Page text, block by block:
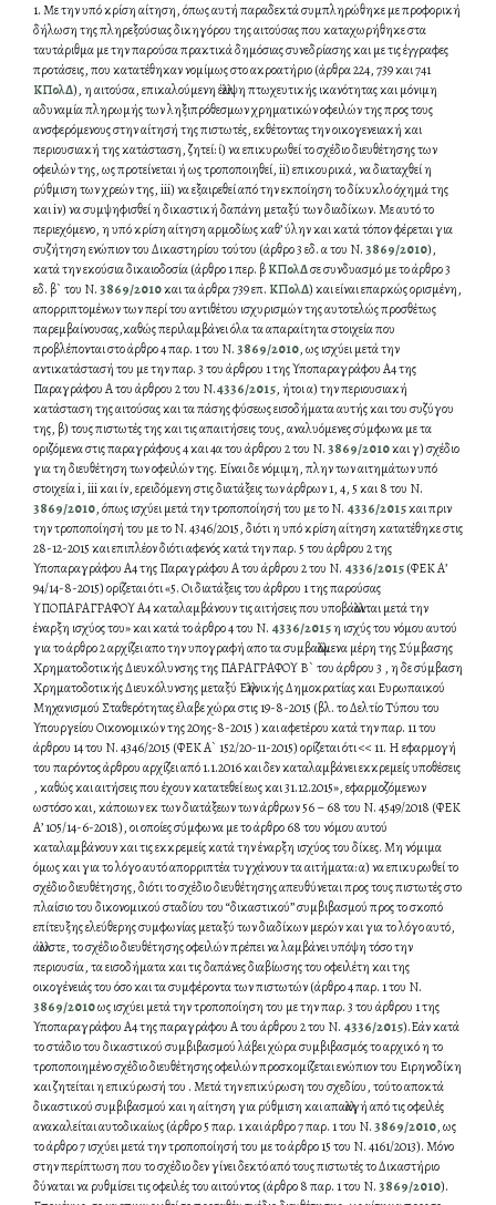
1. Με την υπό κρίση αίτηση, όπως αυτή παραδεκτά συμπληρώθηκε με προφορική
δήλωση της πληρεξούσιας δικηγόρου της αιτούσας που καταχωρήθηκε στα
ταυτάριθμα με την παρούσα πρακτικά δημόσιας συνεδρίασης και με τις έγγραφες
προτάσεις, που κατατέθηκαν νομίμως στο ακροατήριο (άρθρα 224, 739 και 741
ΚΠολΔ), η αιτούσα, επικαλούμενη έλλειψη πτωχευτικής ικανότητας και μόνιμη
αδυναμία πληρωμής των ληξιπρόθεσμων χρηματικών οφειλών της προς τους
ανσφερόμενους στην αίτησή της πιστωτές, εκθέτοντας την οικογενειακή και
περιουσιακή της κατάσταση, ζητεί: ί) να επικυρωθεί το σχέδιο διευθέτησης των
οφειλών της, ως προτείνεται ή ως τροποποιηθεί, ii) επικουρικά, να διαταχθεί η
ρύθμιση των χρεών της, iii) να εξαιρεθεί από την εκποίηση το δίκυκλο όχημά της
και iν) να συμψηφισθεί η δικαστική δαπάνη μεταξύ των διαδίκων. Με αυτό το
περιεχόμενο, η υπό κρίση αίτηση αρμοδίως καθ’ ύλην και κατά τόπον φέρεται για
συζήτηση ενώπιον του Δικαστηρίου τούτου (άρθρο 3 εδ. α του Ν.3869/2010),
κατά την εκούσια δικαιοδοσία (άρθρο 1 περ. βΚΠολΔσε συνδυασμό με το άρθρο 3
εδ. β` του Ν.3869/2010και τα άρθρα 739 επ. ΚΠολΔ) και είναι επαρκώς ορισμένη,
απορριπτομένων των περί του αντιθέτου ισχυρισμών της αυτοτελώς προσθέτως
παρεμβαίνουσας,καθώς περιλαμβάνει όλα τα απαραίτητα στοιχεία που
προβλέπονται στο άρθρο 4 παρ. 1 του Ν.3869/2010, ως ισχύει μετά την
αντικατάστασή του με την παρ. 3 του άρθρου 1 της Υποπαραγράφου Α4 της
Παραγράφου Α του άρθρου 2 του Ν.4336/2015, ήτοι α) την περιουσιακή
κατάσταση της αιτούσας και τα πάσης φύσεως εισοδήματα αυτής και του συζύγου
της, β) τους πιστωτές της και τις απαιτήσεις τους, αναλυόμενες σύμφωνα με τα
οριζόμενα στις παραγράφους 4 και 4α του άρθρου 2 του Ν.3869/2010και γ) σχέδιο
για τη διευθέτηση των οφειλών της. Είναι δε νόμιμη, πλην των αιτημάτων υπό
στοιχεία i, iii και ίν, ερειδόμενη στις διατάξεις των άρθρων 1, 4, 5 και 8 του Ν.
3869/2010, όπως ισχύει μετά την τροποποίησή του με το Ν. 4336/2015και πριν
την τροποποίησή του με το Ν. 4346/2015, διότι η υπό κρίση αίτηση κατατέθηκε στις
28-12-2015 και επιπλέον διότι αφενός κατά την παρ. 5 του άρθρου 2 της
Υποπαραγράφου Α4 της Παραγράφου Α του άρθρου 2 του Ν. 4336/2015(ΦΕΚ Α’
94/14-8-2015) ορίζεται ότι «5. Οι διατάξεις του άρθρου 1 της παρούσας
ΥΠΟΠΑΡΑΓΡΑΦΟΥ Α4 καταλαμβάνουν τις αιτήσεις που υποβάλλονται μετά την
έναρξη ισχύος του» και κατά το άρθρο 4 του Ν. 4336/2015η ισχύς του νόμου αυτού
για το άρθρο 2 αρχίζει απο την υπογραφή απο τα συμβαλλόμενα μέρη της Σύμβασης
Χρηματοδοτικής Διευκόλυνσης της ΠΑΡΑΓΡΑΦΟΥ Β` του άρθρου 3 , η δε σύμβαση
Χρηματοδοτικής Διευκόλυνσης μεταξύ Ελληνικής Δημοκρατίας και Ευρωπαικού
Μηχανισμού Σταθερότητας έλαβε χώρα στις 19-8-2015 (βλ. το Δελτίο Τύπου του
Υπουργείου Οικονομικών της 20ης-8-2015 ) και αφετέρου κατά την παρ. 11 του
άρθρου 14 του Ν. 4346/2015 (ΦΕΚ Α` 152/20-11-2015) ορίζεται ότι << 11. Η εφαρμογή
του παρόντος άρθρου αρχίζει από 1.1.2016 και δεν καταλαμβάνει εκκρεμείς υποθέσεις
, καθώς και αιτήσεις που έχουν κατατεθεί εως και 31.12.2015», εφαρμοζόμενων
ωστόσο και, κάποιων εκ των διατάξεων των άρθρων 56 – 68 του Ν. 4549/2018 (ΦΕΚ
Α’ 105/14-6-2018), οι οποίες σύμφωνα με το άρθρο 68 του νόμου αυτού
καταλαμβάνουν και τις εκκρεμείς κατά την έναρξη ισχύος του δίκες. Μη νόμιμα
όμως και για το λόγο αυτό απορριπτέα τυγχάνουν τα αιτήματα: α) να επικυρωθεί το
σχέδιο διευθέτησης, διότι το σχέδιο διευθέτησης απευθύνεται προς τους πιστωτές στο
πλαίσιο του δικονομικού σταδίου του “δικαστικού” συμβιβασμού προς το σκοπό
επίτευξης ελεύθερης συμφωνίας μεταξύ των διαδίκων μερών και για το λόγο αυτό,
άλλωστε, το σχέδιο διευθέτησης οφειλών πρέπει να λαμβάνει υπόψη τόσο την
περιουσία, τα εισοδήματα και τις δαπάνες διαβίωσης του οφειλέτη και της
οικογένειάς του όσο και τα συμφέροντα των πιστωτών (άρθρο 4 παρ. 1 του Ν.
3869/2010ως ισχύει μετά την τροποποίηση του με την παρ. 3 του άρθρου 1 της
Υποπαραγράφου Α4 της παραγράφου Α του άρθρου 2 του Ν. 4336/2015).Εάν κατά
το στάδιο του δικαστικού συμβιβασμού λάβει χώρα συμβιβασμός το αρχικό η το
τροποποιημένο σχέδιο διευθέτησης οφειλών προσκομίζεται ενώπιον του Ειρηνοδίκη
και ζητείται η επικύρωσή του . Μετά την επικύρωση του σχεδίου, τούτο αποκτά
δικαστικού συμβιβασμού και η αίτηση για ρύθμιση και απαλλαγή από τις οφειλές
ανακαλείται αυτοδικαίως (άρθρο 5 παρ. 1 και άρθρο 7 παρ. 1 του Ν.3869/2010, ως
το άρθρο 7 ισχύει μετά την τροποποίησή του με το άρθρο 15 του Ν. 4161/2013). Μόνο
στην περίπτωση που το σχέδιο δεν γίνει δεκτό από τους πιστωτές το Δικαστήριο
δύναται να ρυθμίσει τις οφειλές του αιτούντος (άρθρο 8 παρ. 1 του Ν.3869/2010).